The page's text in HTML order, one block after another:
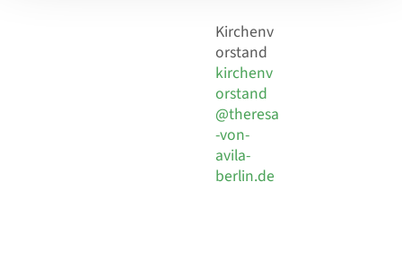
Kirchenv
orstand
kirchenv
orstand
@theresa
-von-
avila-
berlin.de